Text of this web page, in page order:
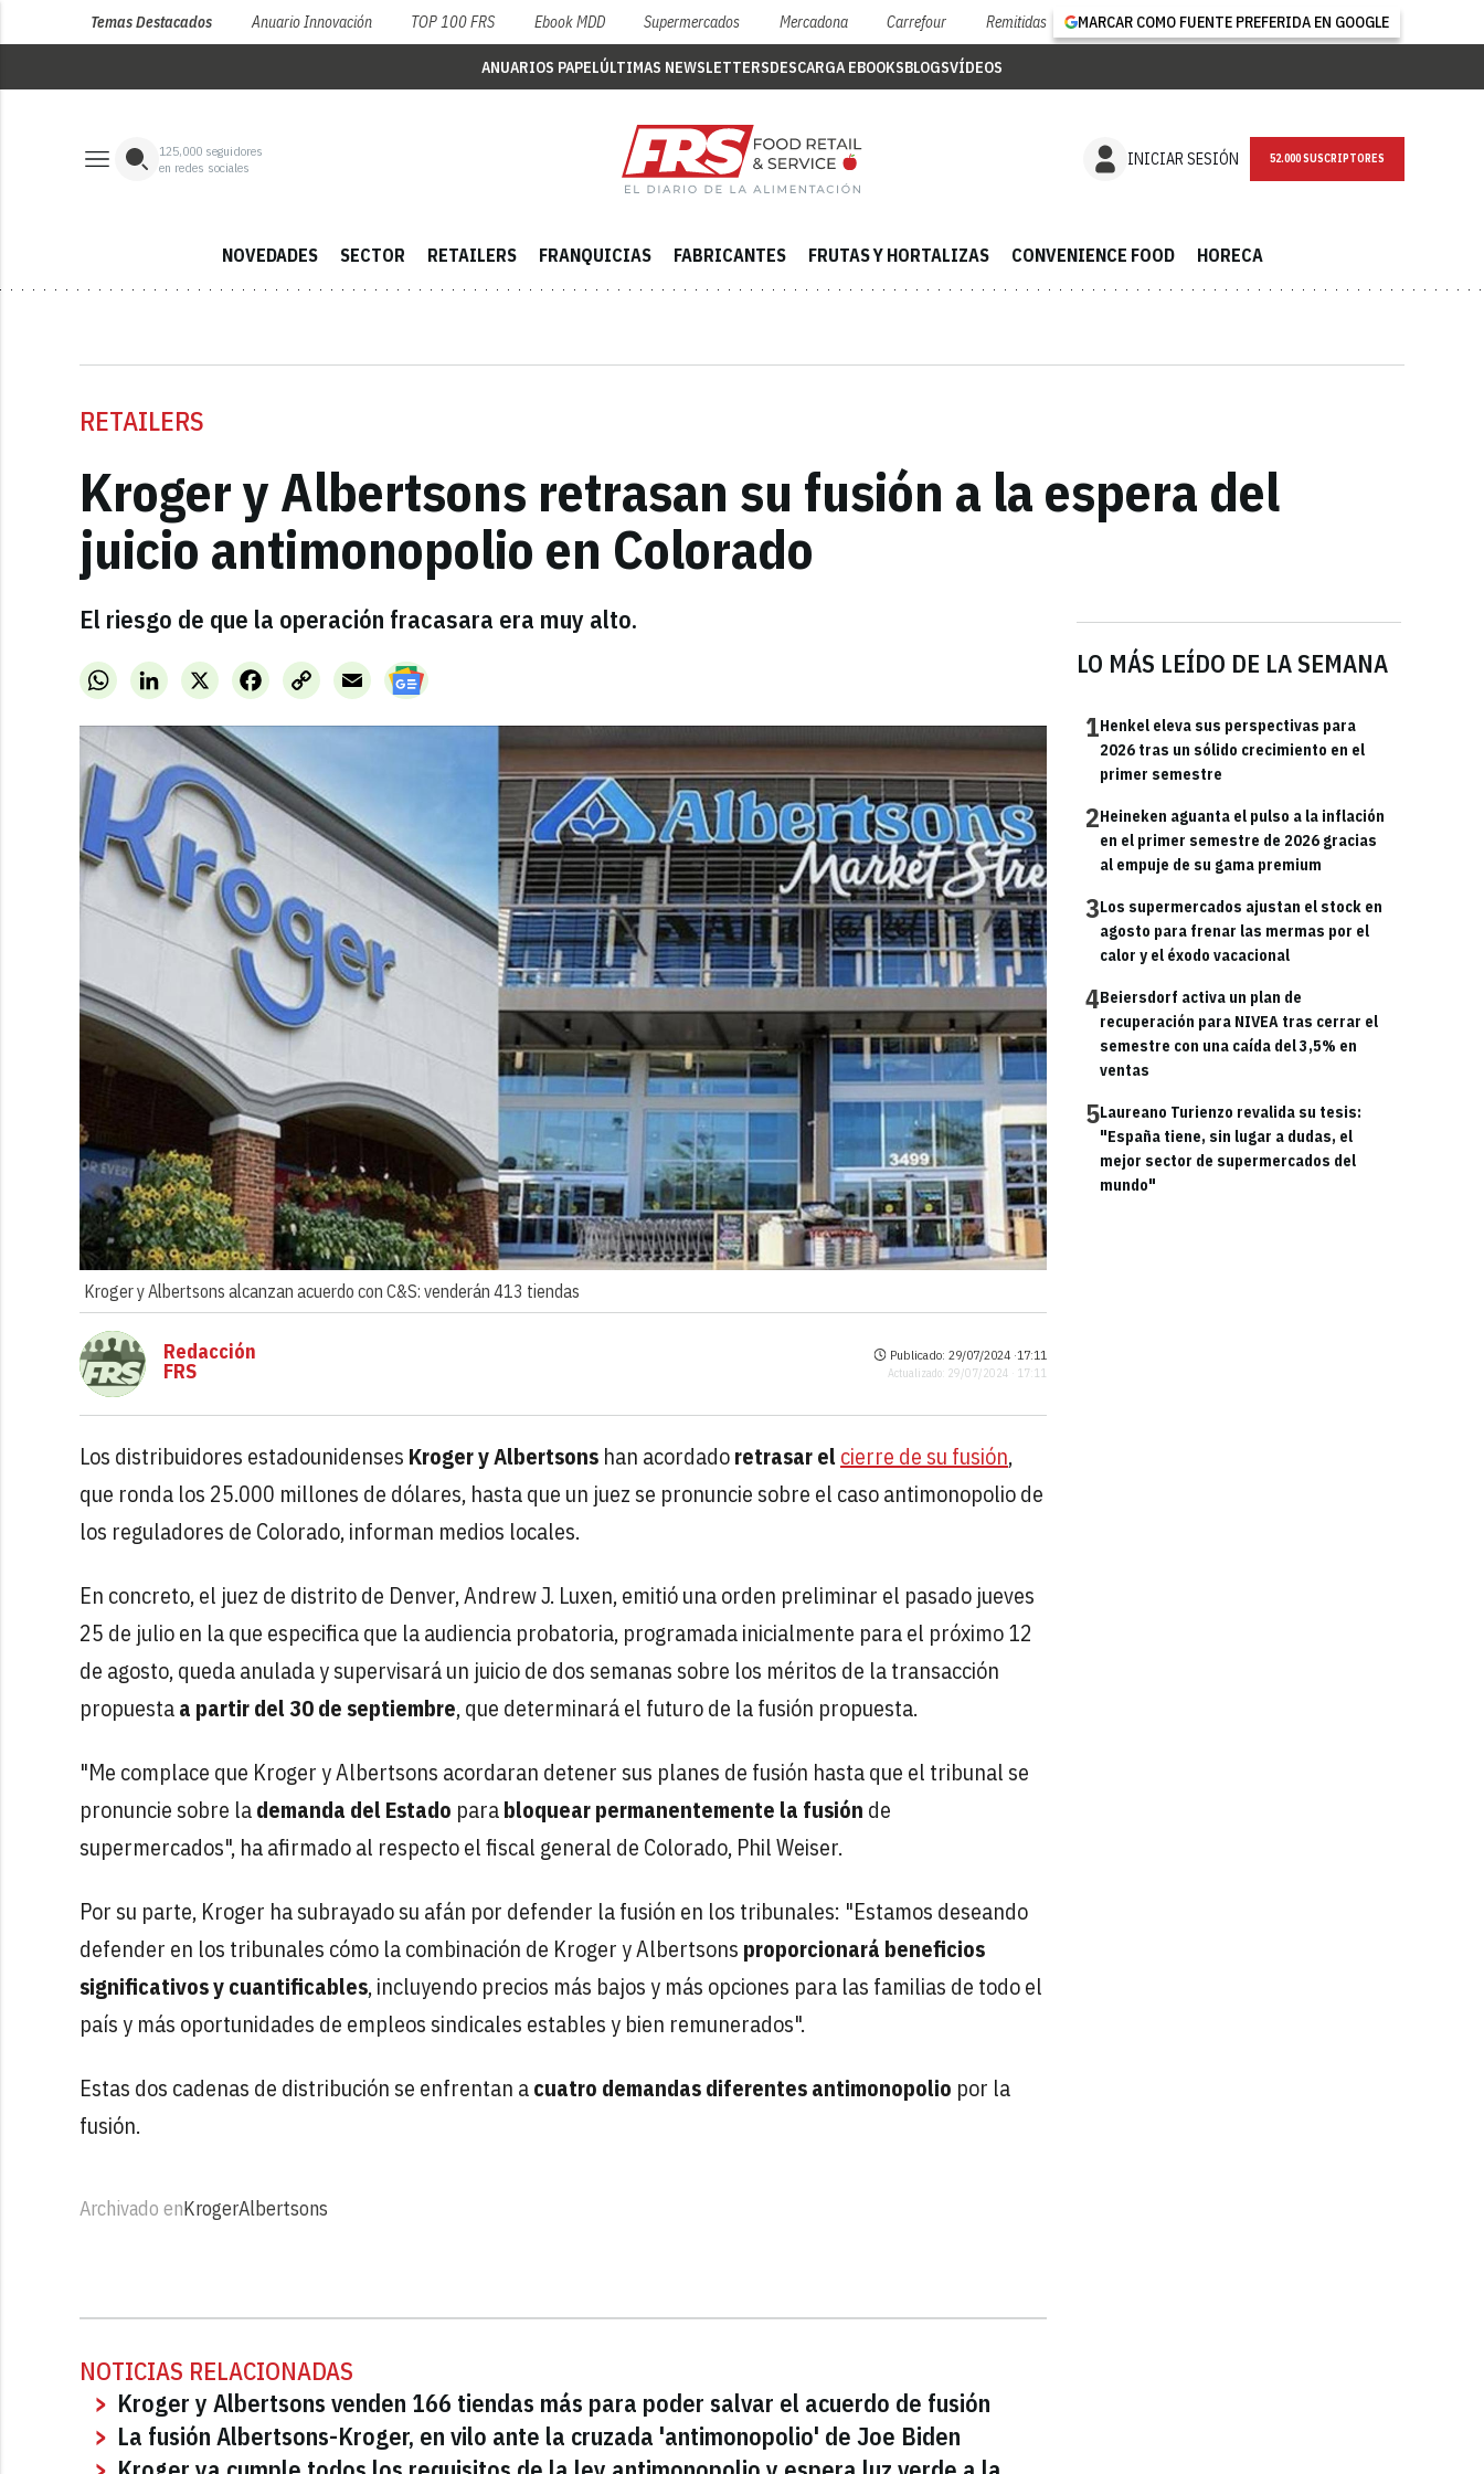
Temas Destacados Anuario Innovación TOP 100 FRS Ebook MDD Supermercados Mercadona Carrefour Remitidas MARCAR COMO FUENTE PREFERIDA EN GOOGLE
ANUARIOS PAPELÚLTIMAS NEWSLETTERSDESCARGA EBOOKSBLOGSVÍDEOS
125,000 seguidores
en redes sociales
INICIAR SESIÓN NEWSLETTER
NOVEDADES SECTOR RETAILERS FRANQUICIAS FABRICANTES FRUTAS Y HORTALIZAS CONVENIENCE FOOD HORECA
RETAILERS
Kroger y Albertsons retrasan su fusión a la espera del
juicio antimonopolio en Colorado
El riesgo de que la operación fracasara era muy alto.
WhatsAppLinkedInX FacebookCopy
Link
Email
Kroger y Albertsons alcanzan acuerdo con C&S: venderán 413 tiendas
LO MÁS LEÍDO DE LA SEMANA
1Henkel eleva sus perspectivas para
2026 tras un sólido crecimiento en el
primer semestre
2Heineken aguanta el pulso a la inflación
en el primer semestre de 2026 gracias
al empuje de su gama premium
3Los supermercados ajustan el stock en
agosto para frenar las mermas por el
calor y el éxodo vacacional
4Beiersdorf activa un plan de
recuperación para NIVEA tras cerrar el
semestre con una caída del 3,5% en
ventas
5Laureano Turienzo revalida su tesis:
"España tiene, sin lugar a dudas, el
mejor sector de supermercados del
mundo"
Redacción
FRS
Publicado: 29/07/2024 ·17:11
Actualizado: 29/07/2024 · 17:11
Los distribuidores estadounidenses Kroger y Albertsons han acordadoretrasar elcierre de su fusión,
que ronda los 25.000 millones de dólares, hasta que un juez se pronuncie sobre el caso antimonopolio de
los reguladores de Colorado, informan medios locales.
En concreto, el juez de distrito de Denver, Andrew J. Luxen, emitió una orden preliminar el pasado jueves
25 de julio en la que especifica que la audiencia probatoria, programada inicialmente para el próximo 12
de agosto, queda anulada y supervisará un juicio de dos semanas sobre los méritos de la transacción
propuestaa partir del 30 de septiembre, que determinará el futuro de la fusión propuesta.
"Me complace que Kroger y Albertsons acordaran detener sus planes de fusión hasta que el tribunal se
pronuncie sobre lademanda del Estado parabloquear permanentemente la fusión de
supermercados", ha afirmado al respecto el fiscal general de Colorado, Phil Weiser.
Por su parte, Kroger ha subrayado su afán por defender la fusión en los tribunales: "Estamos deseando
defender en los tribunales cómo la combinación de Kroger y Albertsons proporcionará beneficios
significativos y cuantificables, incluyendo precios más bajos y más opciones para las familias de todo el
país y más oportunidades de empleos sindicales estables y bien remunerados".
Estas dos cadenas de distribución se enfrentan acuatro demandas diferentes antimonopolio por la
fusión.
Archivado enKrogerAlbertsons
NOTICIAS RELACIONADAS
Kroger y Albertsons venden 166 tiendas más para poder salvar el acuerdo de fusión
La fusión Albertsons-Kroger, en vilo ante la cruzada 'antimonopolio' de Joe Biden